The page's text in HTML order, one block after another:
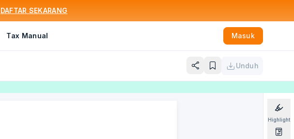
DAFTAR SEKARANG
Tax Manual Masuk
Unduh
Highlight